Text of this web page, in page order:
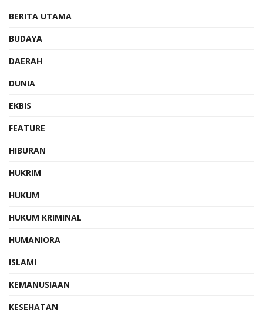
BERITA UTAMA
BUDAYA
DAERAH
DUNIA
EKBIS
FEATURE
HIBURAN
HUKRIM
HUKUM
HUKUM KRIMINAL
HUMANIORA
ISLAMI
KEMANUSIAAN
KESEHATAN